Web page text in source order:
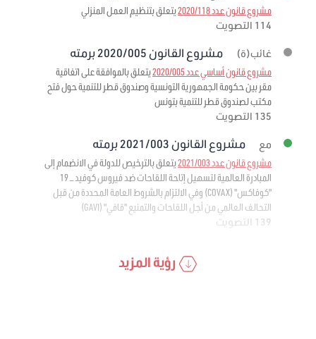
مشروع قانون عدد 2020/118
يتعلق بتنظيم العمل المنزلي
114 التصويت
غائب(ة) مشروع القانون 2020/005 برمته
مشروع قانون أساسي عدد 2020/005
يتعلق بالموافقة على اتفاقية
مقر بين حكومة الجمهورية التونسية وصندوق قطر للتنمية حول فتح
مكتب لصندوق قطر للتنمية بتونس
135 التصويت
مع مشروع القانون 2021/003 برمته
مشروع قانون عدد 2021/003
يتعلق بالترخيص للدولة في الانضمام إلى
المبادرة العالمية لتسهيل إتاحة اللقاحات ضد فيروس كوفيد – 19
"كوفاكس" (COVAX) وفي الالتزام بالشروط العامة المحددة من قبل
التحالف العالمي من أجل اللقاحات والتمنيع "قافي" (GAVI)
139 التصويت
رؤية المزيد